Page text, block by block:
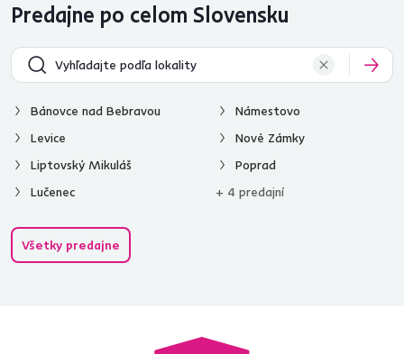
Predajne po celom Slovensku
Bánovce nad Bebravou
Levice
Liptovský Mikuláš
Lučenec
Námestovo
Nové Zámky
Poprad
+ 4 predajní
Všetky predajne